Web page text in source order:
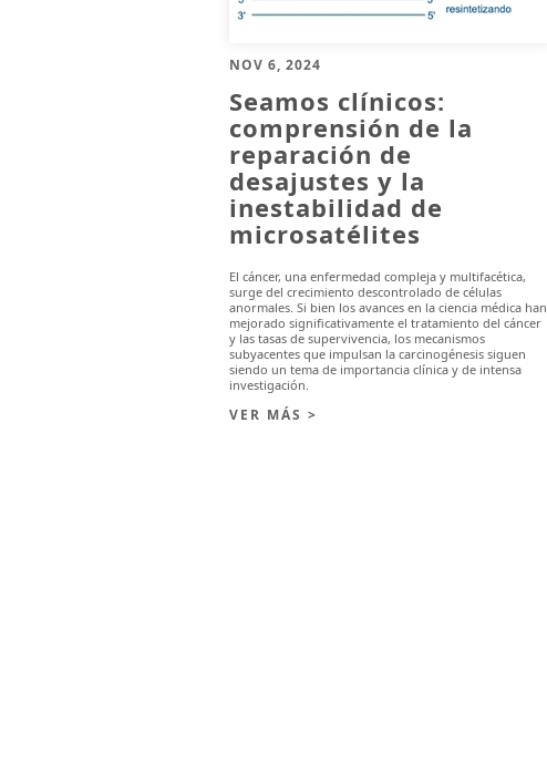
NOV 6, 2024
Seamos clínicos:
comprensión de la
reparación de
desajustes y la
inestabilidad de
microsatélites
El cáncer, una enfermedad compleja y multifacética,
surge del crecimiento descontrolado de células
anormales. Si bien los avances en la ciencia médica han
mejorado significativamente el tratamiento del cáncer
y las tasas de supervivencia, los mecanismos
subyacentes que impulsan la carcinogénesis siguen
siendo un tema de importancia clínica y de intensa
investigación.
VER MÁS >